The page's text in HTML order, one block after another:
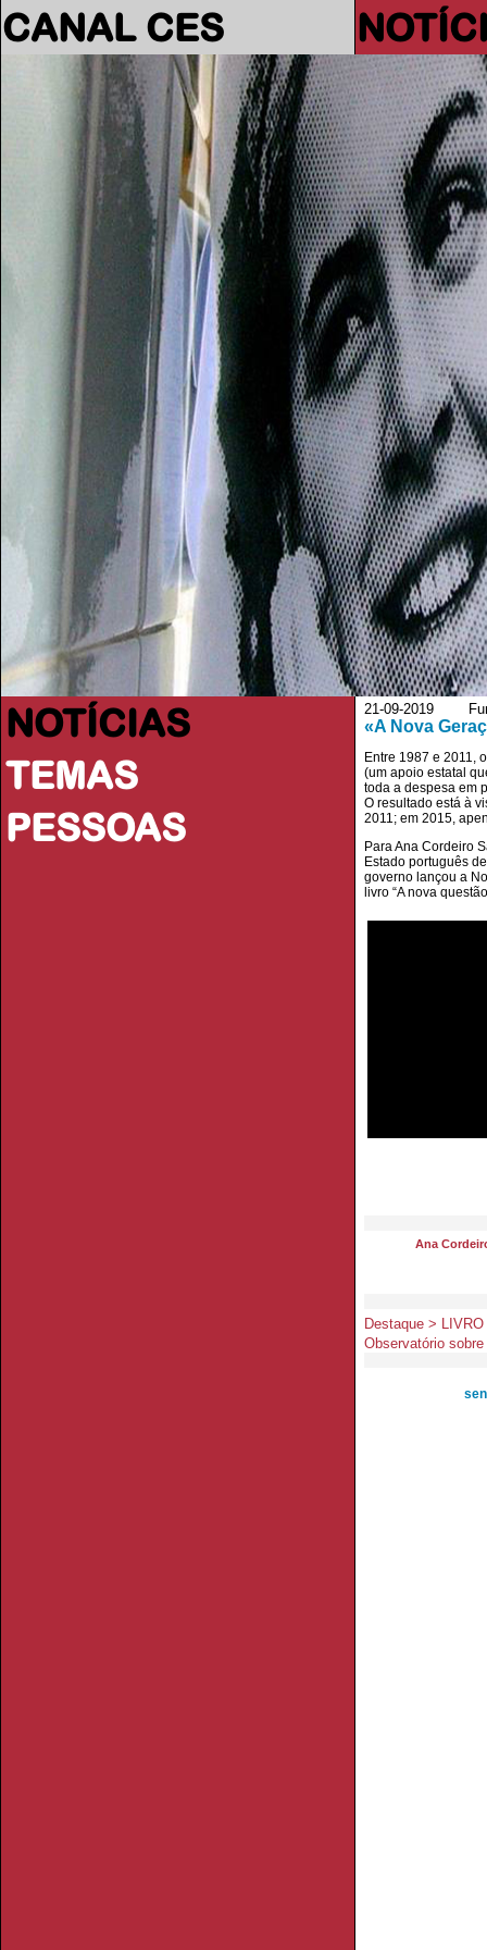
CANAL CES
NOTÍCIAS
TEMAS
PESSOAS
21-09-2019
«A Nova
Entre 1987 e 2011,
(um apoio estatal
toda a despesa em
O resultado está à
2011; em 2015,
Para Ana Cordeiro
Estado português
governo lançou a
livro “A nova
Ana
Destaque >
Observatório